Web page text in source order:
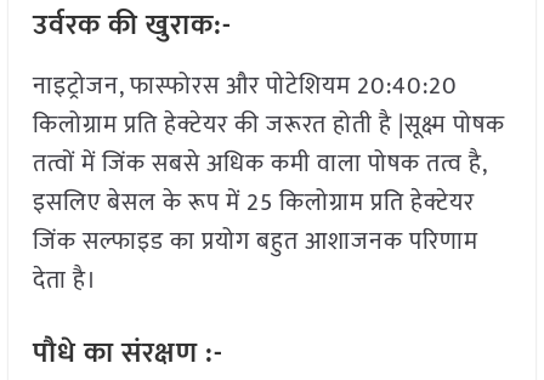
उर्वरक की खुराक:-
नाइट्रोजन, फास्फोरस और पोटेशियम 20:40:20
किलोग्राम प्रति हेक्टेयर की जरूरत होती है |सूक्ष्म पोषक
तत्वों में जिंक सबसे अधिक कमी वाला पोषक तत्व है,
इसलिए बेसल के रूप में 25 किलोग्राम प्रति हेक्टेयर
जिंक सल्फाइड का प्रयोग बहुत आशाजनक परिणाम
देता है।
पौधे का संरक्षण :-